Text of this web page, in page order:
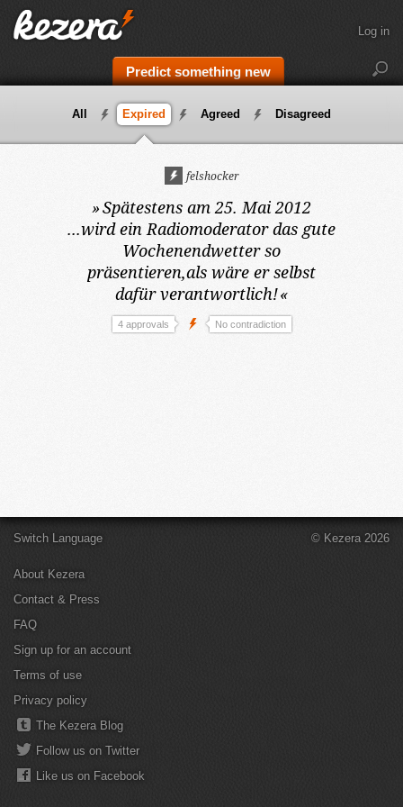
Predict something new
Log in
All Expired Agreed Disagreed
felshocker
»Spätestens am 25. Mai 2012
...wird ein Radiomoderator das gute
Wochenendwetter so
präsentieren,als wäre er selbst
dafür verantwortlich!«
4 approvals No contradiction
Switch Language
About Kezera
Contact & Press
FAQ
Sign up for an account
Terms of use
Privacy policy
The Kezera Blog
Follow us on Twitter
Like us on Facebook
© Kezera 2026